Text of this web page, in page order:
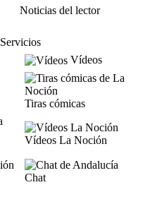
Noticias del lector
Servicios
Vídeos
Tiras cómicas
Vídeos La Noción
Chat